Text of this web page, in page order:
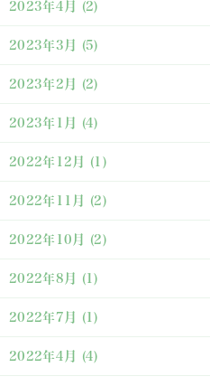
2023年4月 (2)
2023年3月 (5)
2023年2月 (2)
2023年1月 (4)
2022年12月 (1)
2022年11月 (2)
2022年10月 (2)
2022年8月 (1)
2022年7月 (1)
2022年4月 (4)